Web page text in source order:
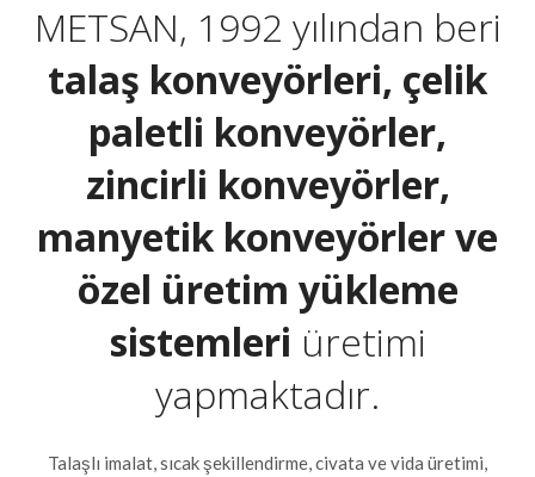
METSAN, 1992 yılından beri
talaş konveyörleri, çelik
paletli konveyörler,
zincirli konveyörler,
manyetik konveyörler ve
özel üretim yükleme
sistemleri üretimi
yapmaktadır.
Talaşlı imalat, sıcak şekillendirme, civata ve vida üretimi,